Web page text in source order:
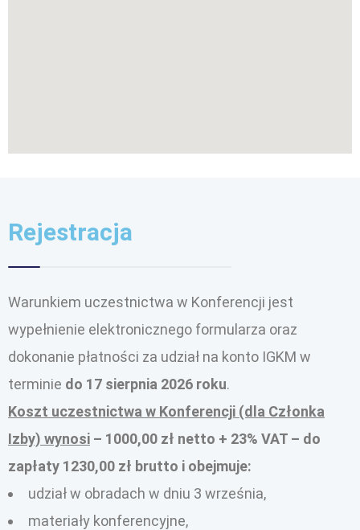
Rejestracja
Warunkiem uczestnictwa w Konferencji jest
wypełnienie elektronicznego formularza oraz
dokonanie płatności za udział na konto IGKM w
terminie do 17 sierpnia 2026 roku.
Koszt uczestnictwa w Konferencji (dla Członka
Izby) wynosi – 1000,00 zł netto + 23% VAT – do
zapłaty 1230,00 zł brutto i obejmuje:
udział w obradach w dniu 3 września,
materiały konferencyjne,